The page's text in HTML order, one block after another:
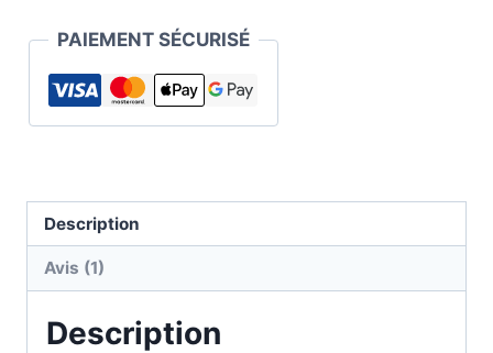
Windows
Famille
PAIEMENT SÉCURISÉ
Description
Avis (1)
Description